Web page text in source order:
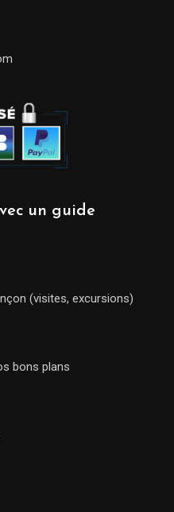
un guide
(visites, excursions)
bons plans